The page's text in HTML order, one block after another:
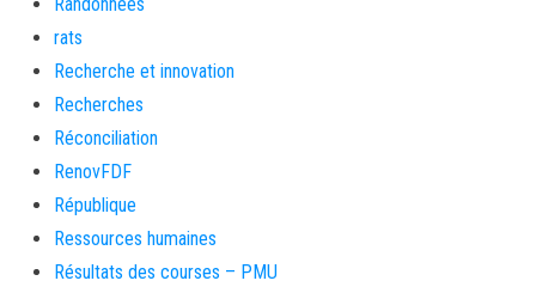
rats
Recherche et innovation
Recherches
Réconciliation
RenovFDF
République
Ressources humaines
Résultats des courses – PMU